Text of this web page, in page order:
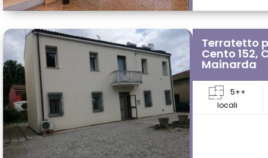
Terratetto
Cento 152,
Mainarda
5++
locali